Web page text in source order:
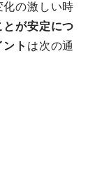
化の激しい時
が安定につ
ト は次の通